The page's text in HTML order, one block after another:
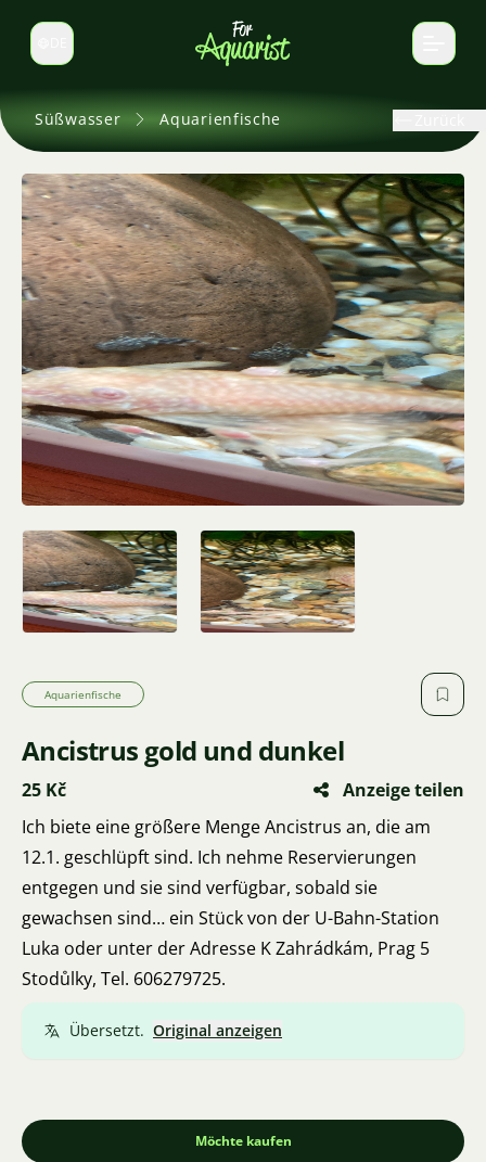
Sprache wechseln
Süßwasser Aquarienfische
Aquarienfische
Ancistrus gold und dunkel
25 Kč
Anzeige teilen
Ich biete eine größere Menge Ancistrus an, die am
12.1. geschlüpft sind. Ich nehme Reservierungen
entgegen und sie sind verfügbar, sobald sie
gewachsen sind… ein Stück von der U-Bahn-Station
Luka oder unter der Adresse K Zahrádkám, Prag 5
Stodůlky, Tel. 606279725.
Übersetzt. Original anzeigen
Möchte kaufen